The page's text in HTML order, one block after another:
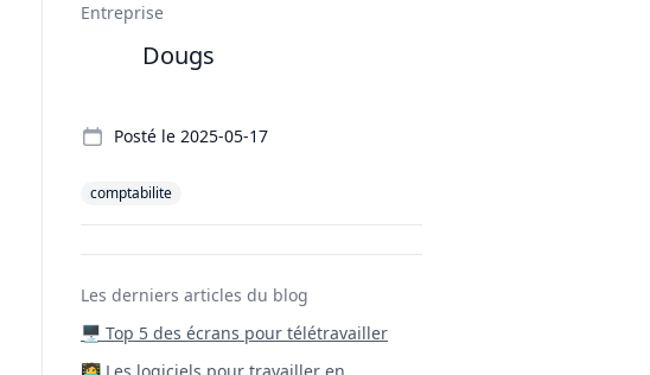
Entreprise
Dougs
Posté le 2025-05-17
comptabilite
Les derniers articles du blog
🖥️ Top 5 des écrans pour télétravailler